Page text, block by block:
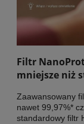
Filtr
mniejsze niż
Zaawansowany
nawet 99,97%*
standardowy filtr